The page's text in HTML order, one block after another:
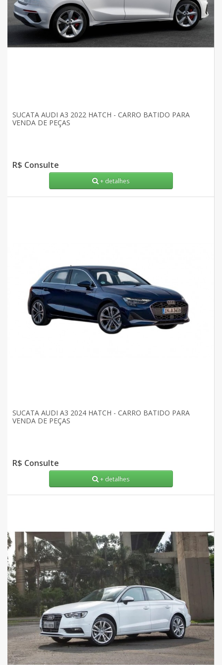
SUCATA AUDI A3 2022 HATCH - CARRO BATIDO PARA
VENDA DE PEÇAS
R$ Consulte
+ detalhes
SUCATA AUDI A3 2024 HATCH - CARRO BATIDO PARA
VENDA DE PEÇAS
R$ Consulte
+ detalhes